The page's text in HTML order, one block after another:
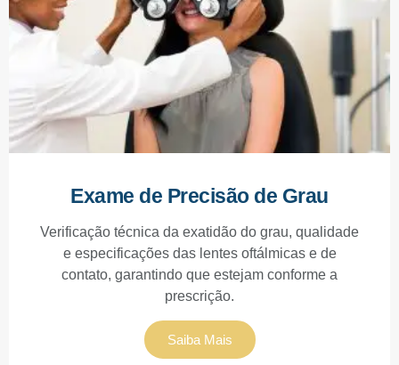
Exame de Precisão de Grau
Verificação técnica da exatidão do grau, qualidade
e especificações das lentes oftálmicas e de
contato, garantindo que estejam conforme a
prescrição.
Saiba Mais